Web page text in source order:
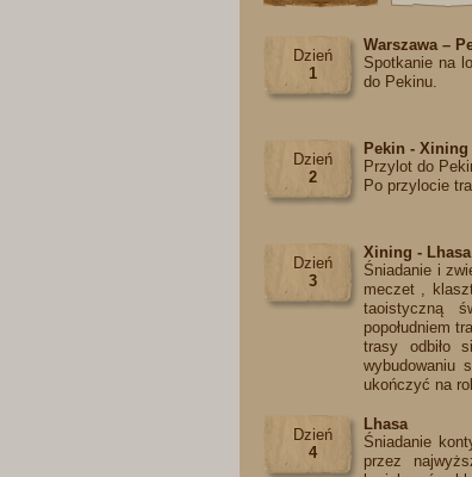
Dzień
1
Warszawa –
Spotkanie na
do Pekinu.
Dzień
2
Pekin - Xining
Przylot do
Po przylocie
Dzień
3
Xining - Lhasa
Śniadanie i
meczet ,
taoistyczną
popołudniem
trasy odbiło
wybudowaniu
ukończyć na
Dzień
4
Lhasa
Śniadanie
przez